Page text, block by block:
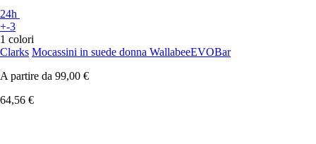
24h
+-3
1 colori
Clarks Mocassini in suede donna WallabeeEVOBar
A partire da 99,00 €
64,56 €